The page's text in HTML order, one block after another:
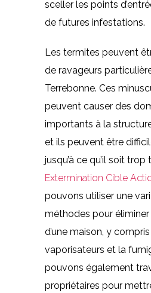
sceller les points
de futures infestations.
Les termites peuvent
de ravageurs
Terrebonne. Ces
peuvent causer des
importants à la
et ils peuvent être
jusqu’à ce qu’il soit trop
Extermination Cible
pouvons utiliser une
méthodes pour
d’une maison, y
vaporisateurs et la
pouvons également
propriétaires pour